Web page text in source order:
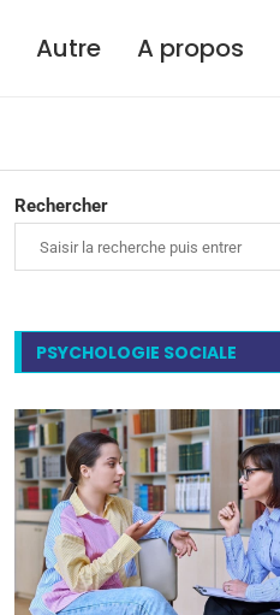
Autre A propos
Rechercher
PSYCHOLOGIE SOCIALE